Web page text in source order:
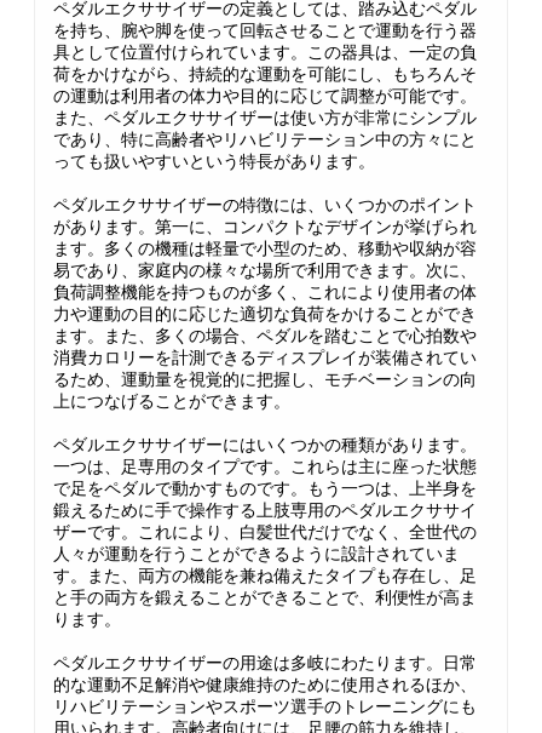
ペダルエクササイザーの定義としては、踏み込むペダル
を持ち、腕や脚を使って回転させることで運動を行う器
具として位置付けられています。この器具は、一定の負
荷をかけながら、持続的な運動を可能にし、もちろんそ
の運動は利用者の体力や目的に応じて調整が可能です。
また、ペダルエクササイザーは使い方が非常にシンプル
であり、特に高齢者やリハビリテーション中の方々にと
っても扱いやすいという特長があります。
ペダルエクササイザーの特徴には、いくつかのポイント
があります。第一に、コンパクトなデザインが挙げられ
ます。多くの機種は軽量で小型のため、移動や収納が容
易であり、家庭内の様々な場所で利用できます。次に、
負荷調整機能を持つものが多く、これにより使用者の体
力や運動の目的に応じた適切な負荷をかけることができ
ます。また、多くの場合、ペダルを踏むことで心拍数や
消費カロリーを計測できるディスプレイが装備されてい
るため、運動量を視覚的に把握し、モチベーションの向
上につなげることができます。
ペダルエクササイザーにはいくつかの種類があります。
一つは、足専用のタイプです。これらは主に座った状態
で足をペダルで動かすものです。もう一つは、上半身を
鍛えるために手で操作する上肢専用のペダルエクササイ
ザーです。これにより、白髪世代だけでなく、全世代の
人々が運動を行うことができるように設計されていま
す。また、両方の機能を兼ね備えたタイプも存在し、足
と手の両方を鍛えることができることで、利便性が高ま
ります。
ペダルエクササイザーの用途は多岐にわたります。日常
的な運動不足解消や健康維持のために使用されるほか、
リハビリテーションやスポーツ選手のトレーニングにも
用いられます。高齢者向けには、足腰の筋力を維持し、